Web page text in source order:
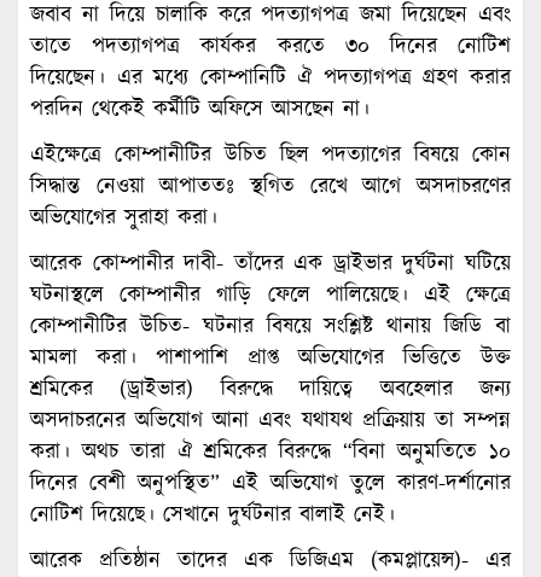
জবাব না দিয়ে চালাকি করে পদত্যাগপত্র জমা দিয়েছেন এবং
তাতে পদত্যাগপত্র কার্যকর করতে ৩০ দিনের নোটিশ
দিয়েছেন। এর মধ্যে কোম্পানিটি ঐ পদত্যাগপত্র গ্রহণ করার
পরদিন থেকেই কর্মীটি অফিসে আসছেন না।
এইক্ষেত্রে কোম্পানীটির উচিত ছিল পদত্যাগের বিষয়ে কোন
সিদ্ধান্ত নেওয়া আপাততঃ স্থগিত রেখে আগে অসদাচরণের
অভিযোগের সুরাহা করা।
আরেক কোম্পানীর দাবী- তাঁদের এক ড্রাইভার দুর্ঘটনা ঘটিয়ে
ঘটনাস্থলে কোম্পানীর গাড়ি ফেলে পালিয়েছে। এই ক্ষেত্রে
কোম্পানীটির উচিত- ঘটনার বিষয়ে সংশ্লিষ্ট থানায় জিডি বা
মামলা করা। পাশাপাশি প্রাপ্ত অভিযোগের ভিত্তিতে উক্ত
শ্রমিকের (ড্রাইভার) বিরুদ্ধে দায়িত্বে অবহেলার জন্য
অসদাচরনের অভিযোগ আনা এবং যথাযথ প্রক্রিয়ায় তা সম্পন্ন
করা। অথচ তারা ঐ শ্রমিকের বিরুদ্ধে “বিনা অনুমতিতে ১০
দিনের বেশী অনুপস্থিত” এই অভিযোগ তুলে কারণ-দর্শানোর
নোটিশ দিয়েছে। সেখানে দুর্ঘটনার বালাই নেই।
আরেক প্রতিষ্ঠান তাদের এক ডিজিএম (কমপ্লায়েন্স)- এর